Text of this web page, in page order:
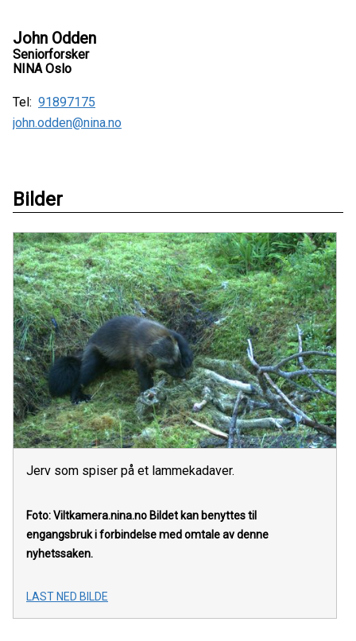
John Odden
Seniorforsker
NINA Oslo
Tel: 91897175
john.odden@nina.no
Bilder
Jerv som spiser på et lammekadaver.
Foto: Viltkamera.nina.no Bildet kan benyttes til
engangsbruk i forbindelse med omtale av denne
nyhetssaken.
LAST NED BILDE